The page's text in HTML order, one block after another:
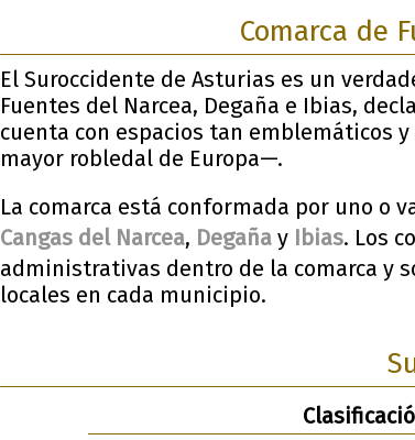
Comarca de
El Suroccidente de Asturias es un
Fuentes del Narcea, Degaña e Ibias,
cuenta con espacios tan emblemáticos
mayor robledal de Europa—.
La comarca está conformada por uno o
Cangas del Narcea, Degaña y Ibias. Los
administrativas dentro de la comarca y
locales en cada municipio.